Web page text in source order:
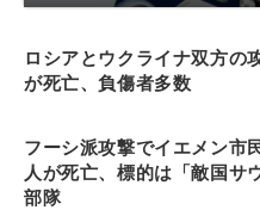
ロシアとウクライナ双方の
が死亡、負傷者多数
フーシ派攻撃でイエメン市
人が死亡、標的は「敵国サ
部隊